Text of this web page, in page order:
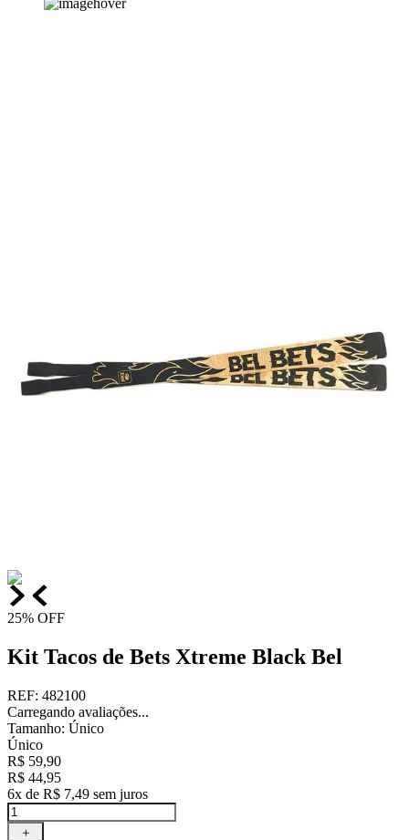
25% OFF
Kit Tacos de Bets Xtreme Black Bel
REF: 482100
Carregando avaliações...
Tamanho: Único
Único
R$ 59,90
R$ 44,95
6x de R$ 7,49 sem juros
＋